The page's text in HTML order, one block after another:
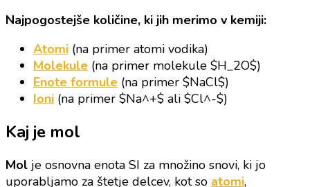
Najpogostejše količine, ki jih merimo v kemiji:
Atomi (na primer atomi vodika)
Molekule (na primer molekule $H_2O$)
Enote formule (na primer $NaCl$)
Ioni (na primer $Na^+$ ali $Cl^-$)
Kaj je mol
Mol je osnovna enota SI za množino snovi, ki jo
uporabljamo za štetje delcev, kot so atomi,